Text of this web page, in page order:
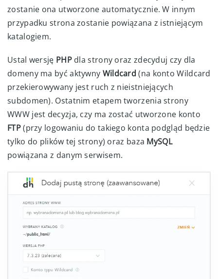
zostanie ona utworzone automatycznie. W innym
przypadku strona zostanie powiązana z istniejącym
katalogiem.
Ustal wersję PHPdla strony oraz zdecyduj czy dla
domeny ma być aktywny Wildcard (na konto Wildcard
przekierowywany jest ruch z nieistniejących
subdomen). Ostatnim etapem tworzenia strony
WWW jest decyzja, czy ma zostać utworzone konto
FTP(przy logowaniu do takiego konta podgląd będzie
tylko do plików tej strony) oraz baza MySQL
powiązana z danym serwisem.